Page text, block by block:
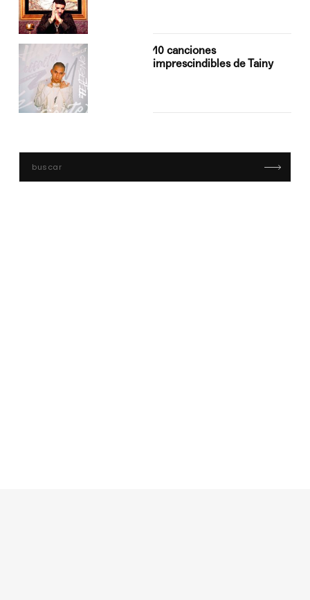
10 canciones
imprescindibles de Tainy